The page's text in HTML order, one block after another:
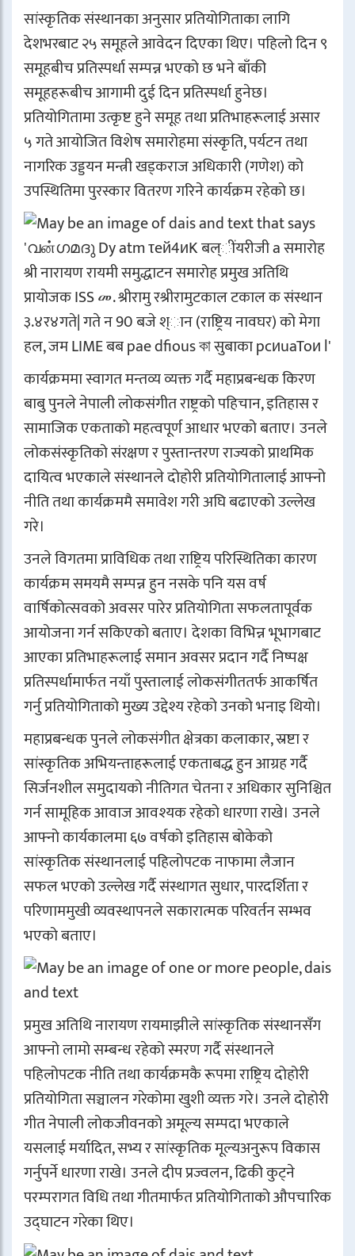
सांस्कृतिक संस्थानका अनुसार प्रतियोगिताका लागि
देशभरबाट २५ समूहले आवेदन दिएका थिए। पहिलो दिन ९
समूहबीच प्रतिस्पर्धा सम्पन्न भएको छ भने बाँकी
समूहहरूबीच आगामी दुई दिन प्रतिस्पर्धा हुनेछ।
प्रतियोगितामा उत्कृष्ट हुने समूह तथा प्रतिभाहरूलाई असार
५ गते आयोजित विशेष समारोहमा संस्कृति, पर्यटन तथा
नागरिक उड्डयन मन्त्री खड्कराज अधिकारी (गणेश) को
उपस्थितिमा पुरस्कार वितरण गरिने कार्यक्रम रहेको छ।
कार्यक्रममा स्वागत मन्तव्य व्यक्त गर्दै महाप्रबन्धक किरण
बाबु पुनले नेपाली लोकसंगीत राष्ट्रको पहिचान, इतिहास र
सामाजिक एकताको महत्वपूर्ण आधार भएको बताए। उनले
लोकसंस्कृतिको संरक्षण र पुस्तान्तरण राज्यको प्राथमिक
दायित्व भएकाले संस्थानले दोहोरी प्रतियोगितालाई आफ्नो
नीति तथा कार्यक्रममै समावेश गरी अघि बढाएको उल्लेख
गरे।
उनले विगतमा प्राविधिक तथा राष्ट्रिय परिस्थितिका कारण
कार्यक्रम समयमै सम्पन्न हुन नसके पनि यस वर्ष
वार्षिकोत्सवको अवसर पारेर प्रतियोगिता सफलतापूर्वक
आयोजना गर्न सकिएको बताए। देशका विभिन्न भूभागबाट
आएका प्रतिभाहरूलाई समान अवसर प्रदान गर्दै निष्पक्ष
प्रतिस्पर्धामार्फत नयाँ पुस्तालाई लोकसंगीततर्फ आकर्षित
गर्नु प्रतियोगिताको मुख्य उद्देश्य रहेको उनको भनाइ थियो।
महाप्रबन्धक पुनले लोकसंगीत क्षेत्रका कलाकार, स्रष्टा र
सांस्कृतिक अभियन्ताहरूलाई एकताबद्ध हुन आग्रह गर्दै
सिर्जनशील समुदायको नीतिगत चेतना र अधिकार सुनिश्चित
गर्न सामूहिक आवाज आवश्यक रहेको धारणा राखे। उनले
आफ्नो कार्यकालमा ६७ वर्षको इतिहास बोकेको
सांस्कृतिक संस्थानलाई पहिलोपटक नाफामा लैजान
सफल भएको उल्लेख गर्दै संस्थागत सुधार, पारदर्शिता र
परिणाममुखी व्यवस्थापनले सकारात्मक परिवर्तन सम्भव
भएको बताए।
प्रमुख अतिथि नारायण रायमाझीले सांस्कृतिक संस्थानसँग
आफ्नो लामो सम्बन्ध रहेको स्मरण गर्दै संस्थानले
पहिलोपटक नीति तथा कार्यक्रमकै रूपमा राष्ट्रिय दोहोरी
प्रतियोगिता सञ्चालन गरेकोमा खुशी व्यक्त गरे। उनले दोहोरी
गीत नेपाली लोकजीवनको अमूल्य सम्पदा भएकाले
यसलाई मर्यादित, सभ्य र सांस्कृतिक मूल्यअनुरूप विकास
गर्नुपर्ने धारणा राखे। उनले दीप प्रज्वलन, ढिकी कुट्ने
परम्परागत विधि तथा गीतमार्फत प्रतियोगिताको औपचारिक
उद्घाटन गरेका थिए।